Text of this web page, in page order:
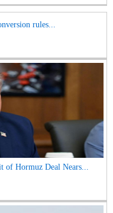
rules...
of Hormuz Deal Nears...